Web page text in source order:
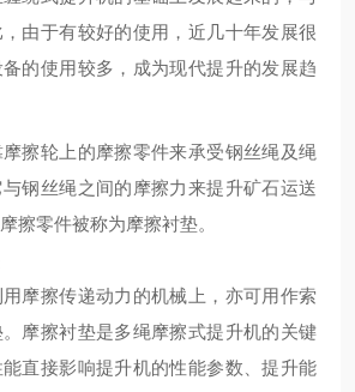
由于有较好的使用 ，近几十年发展很
的使用较多 ，成为现代提升的发展趋
擦轮上的摩擦零件来承受钢丝绳及绳
钢丝绳之间的摩擦力来提升矿石运送
擦零件被称为摩擦衬垫。
摩擦传递动力的机械上，亦可用作索
摩擦衬垫是多绳摩擦式提升机的关键
直接影响提升机的性能参数、提升能